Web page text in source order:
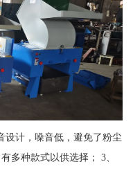
设计，噪音低，避免了粉尘
多种款式以供选择； 3、